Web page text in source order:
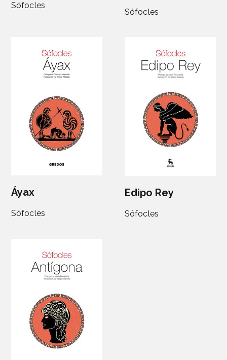
Sófocles
Sófocles
Áyax
Sófocles
Edipo Rey
Sófocles